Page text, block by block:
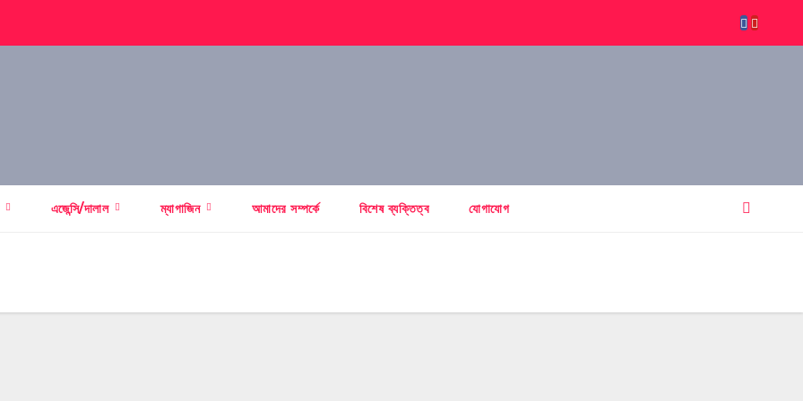
এজেন্সি/দালাল ম্যাগাজিন আমাদের সম্পর্কে বিশেষ ব্যক্তিত্ব যোগাযোগ